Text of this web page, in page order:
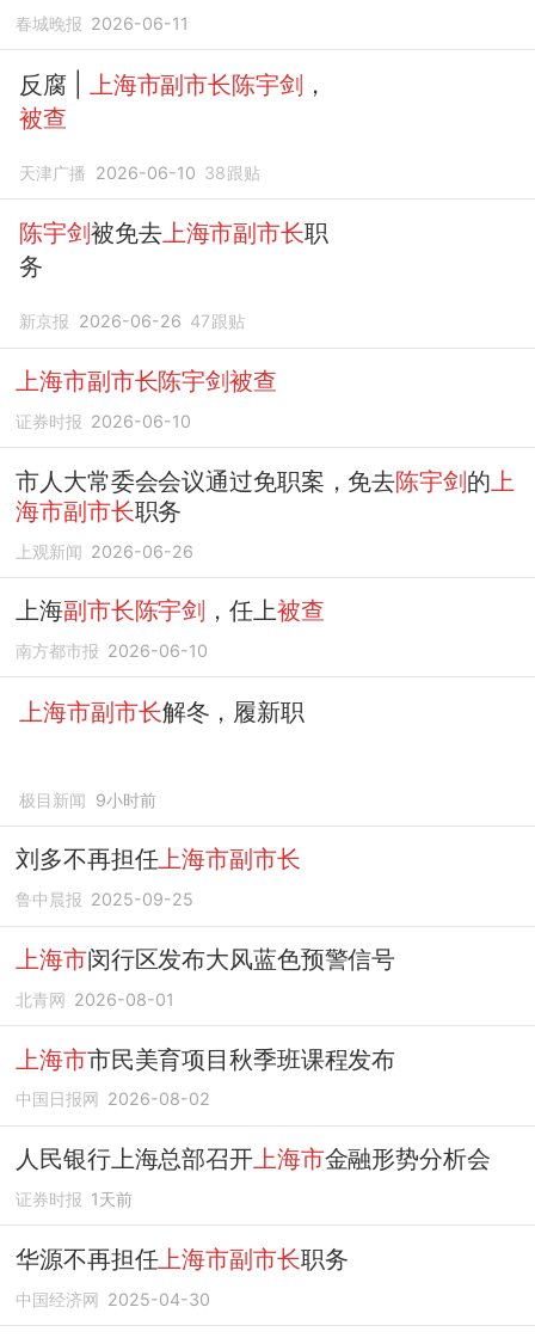
春城晚报 2026-06-11
反腐 | 上海市副市长陈宇剑 ，
被查
天津广播 2026-06-10 38跟贴
陈宇剑被免去上海市副市长职
务
新京报 2026-06-26 47跟贴
上海市副市长陈宇剑被查
证券时报 2026-06-10
市人大常委会会议通过免职案，免去陈宇剑的 上
海市副市长职务
上观新闻 2026-06-26
上海副市长陈宇剑 ，任上被查
南方都市报 2026-06-10
上海市副市长解冬，履新职
极目新闻 9小时前
刘多不再担任上海市副市长
鲁中晨报 2025-09-25
上海市闵行区发布大风蓝色预警信号
北青网 2026-08-01
上海市市民美育项目秋季班课程发布
中国日报网 2026-08-02
人民银行上海总部召开上海市金融形势分析会
证券时报 1天前
华源不再担任上海市副市长职务
中国经济网 2025-04-30